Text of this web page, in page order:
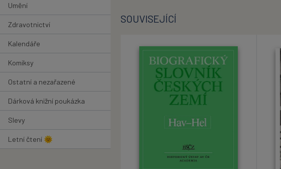
Umění
Zdravotnictví
Kalendáře
Komiksy
Ostatní a nezařazené
Dárková knižní poukázka
Slevy
Letní čtení 🌞
SOUVISEJÍCÍ